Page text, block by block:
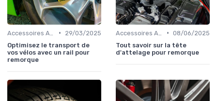
•
29/03/2025
Optimisez le transport de
vos vélos avec un rail pour
remorque
• 08/06/2025
Tout savoir sur la tête
d'attelage pour remorque